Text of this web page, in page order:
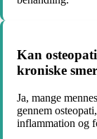
Kan
kroniske
Ja, mange
gennem
inflammation og